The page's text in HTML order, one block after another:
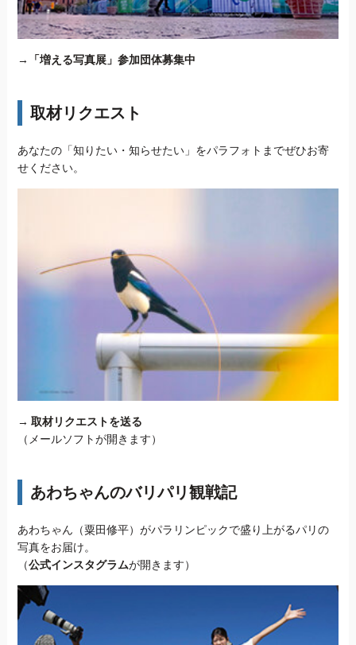
→ 「増える写真展」参加団体募集中
取材リクエスト
あなたの「知りたい・知らせたい」をパラフォトまでぜひお寄
せください。
→ 取材リクエストを送る
（メールソフトが開きます）
あわちゃんのバリパリ観戦記
あわちゃん（粟田修平）がパラリンピックで盛り上がるパリの
写真をお届け。
（公式インスタグラムが開きます）